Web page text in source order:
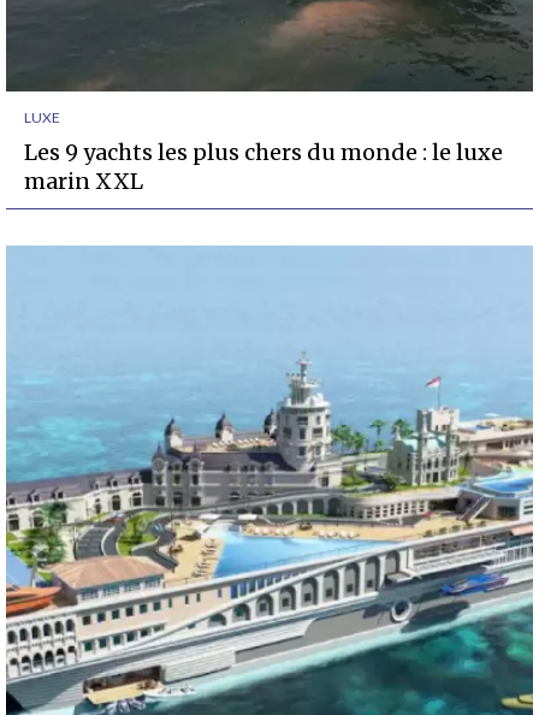
LUXE
Les 9 yachts les plus chers du monde : le luxe
marin XXL